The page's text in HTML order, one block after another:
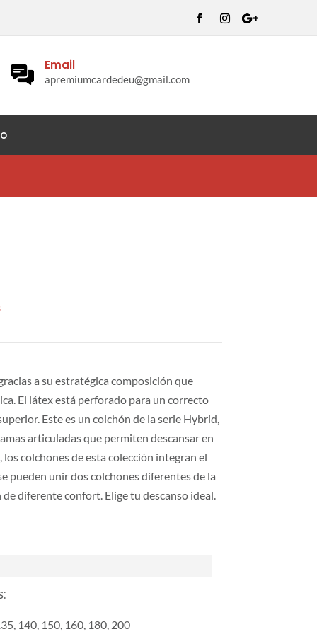
Email
apremiumcardedeu@gmail.com
a su estratégica composición que
El látex está perforado para un correcto
Este es un colchón de la serie Hybrid,
articuladas que permiten descansar en
colchones de esta colección integran el
pueden unir dos colchones diferentes de la
de diferente confort. Elige tu descanso ideal.
140, 150, 160, 180, 200